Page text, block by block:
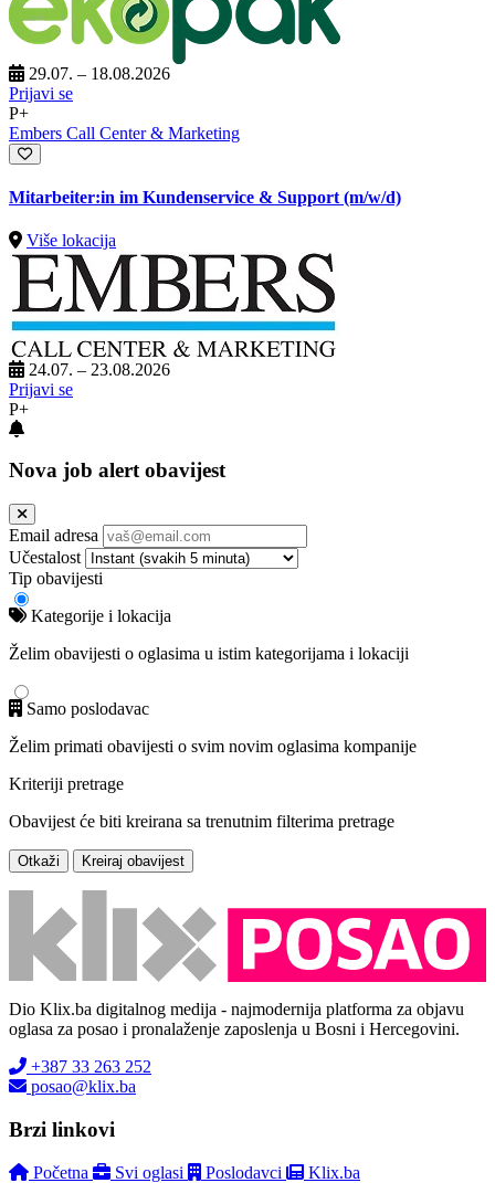
29.07. – 18.08.2026
Prijavi se
P+
Embers Call Center & Marketing
Mitarbeiter:in im Kundenservice & Support (m/w/d)
Više lokacija
24.07. – 23.08.2026
Prijavi se
P+
Nova job alert obavijest
Email adresa
Učestalost
Tip obavijesti
Kategorije i lokacija
Želim obavijesti o oglasima u istim kategorijama i lokaciji
Samo poslodavac
Želim primati obavijesti o svim novim oglasima kompanije
Kriteriji pretrage
Obavijest će biti kreirana sa trenutnim filterima pretrage
Otkaži Kreiraj obavijest
Dio Klix.ba digitalnog medija - najmodernija platforma za objavu
oglasa za posao i pronalaženje zaposlenja u Bosni i Hercegovini.
+387 33 263 252
posao@klix.ba
Brzi linkovi
Početna Svi oglasi Poslodavci Klix.ba